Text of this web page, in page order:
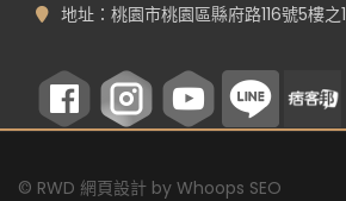
地址：桃園市桃園區縣府路116號5樓之1
© RWD 網頁設計 by Whoops SEO